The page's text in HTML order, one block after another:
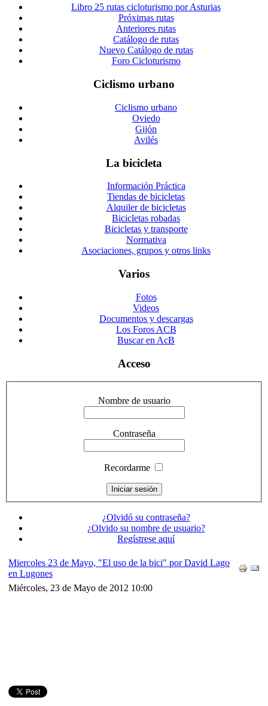
Libro 25 rutas cicloturismo por Asturias
Próximas rutas
Anteriores rutas
Catálogo de rutas
Nuevo Catálogo de rutas
Foro Cicloturismo
Ciclismo urbano
Ciclismo urbano
Oviedo
Gijón
Avilés
La bicicleta
Información Práctica
Tiendas de bicicletas
Alquiler de bicicletas
Bicicletas robadas
Bicicletas y transporte
Normativa
Asociaciones, grupos y otros links
Varios
Fotos
Videos
Documentos y descargas
Los Foros ACB
Buscar en AcB
Acceso
Nombre de usuario
Contraseña
Recordarme
¿Olvidó su contraseña?
¿Olvido su nombre de usuario?
Regístrese aquí
Miercoles 23 de Mayo, "El uso de la bici" por David Lago
en Lugones
Miércoles, 23 de Mayo de 2012 10:00